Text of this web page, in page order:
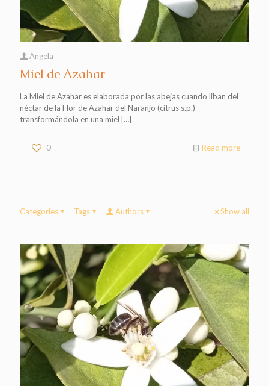
Ángela
Miel de Azahar
La Miel de Azahar es elaborada por las abejas cuando liban del
néctar de la Flor de Azahar del Naranjo (citrus s.p.)
transformándola en una miel […]
0 Read more
Categories Tags Authors Show all